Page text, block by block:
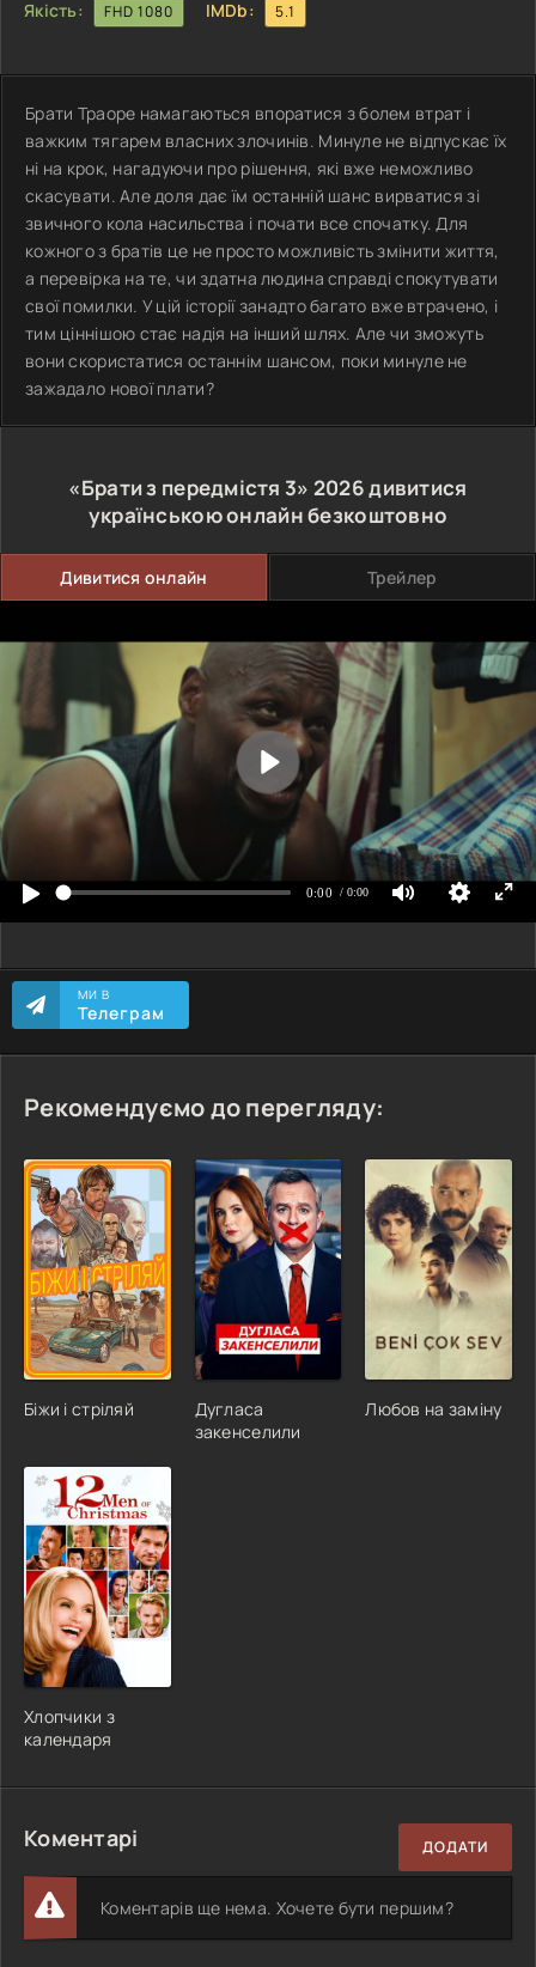
Якість:
FHD 1080 IMDb: 5.1
Брати Траоре намагаються впоратися з болем втрат і
важким тягарем власних злочинів. Минуле не відпускає їх
ні на крок, нагадуючи про рішення, які вже неможливо
скасувати. Але доля дає їм останній шанс вирватися зі
звичного кола насильства і почати все спочатку. Для
кожного з братів це не просто можливість змінити життя,
а перевірка на те, чи здатна людина справді спокутувати
свої помилки. У цій історії занадто багато вже втрачено, і
тим ціннішою стає надія на інший шлях. Але чи зможуть
вони скористатися останнім шансом, поки минуле не
зажадало нової плати?
«Брати з передмістя 3» 2026дивитися
українською онлайн безкоштовно
Дивитися онлайн Трейлер
МИ В
Телеграм
Рекомендуємо до перегляду:
Біжи і стріляй
Дугласа
закенселили
Любов на заміну
Хлопчики з
календаря
Коментарі ДОДАТИ
Коментарів ще нема. Хочете бути першим?